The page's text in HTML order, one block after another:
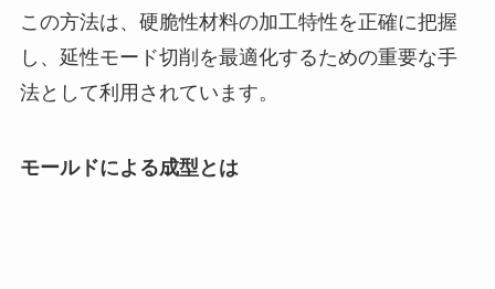
この方法は、硬脆性材料の加工特性を正確に把握
し、延性モード切削を最適化するための重要な手
法として利用されています。
モールドによる成型とは